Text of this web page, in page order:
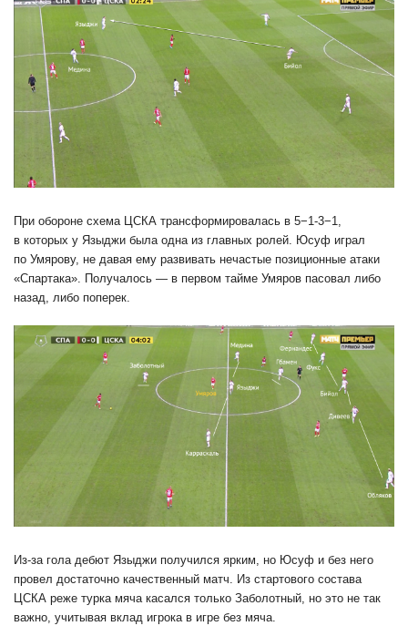
При обороне схема ЦСКА трансформировалась в 5−1-3−1,
в которых у Языджи была одна из главных ролей. Юсуф играл
по Умярову, не давая ему развивать нечастые позиционные атаки
«Спартака». Получалось — в первом тайме Умяров пасовал либо
назад, либо поперек.
Из-за гола дебют Языджи получился ярким, но Юсуф и без него
провел достаточно качественный матч. Из стартового состава
ЦСКА реже турка мяча касался только Заболотный, но это не так
важно, учитывая вклад игрока в игре без мяча.